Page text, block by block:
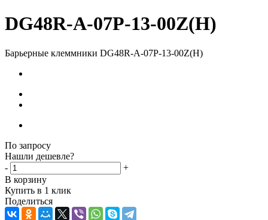
DG48R-A-07P-13-00Z(H)
Барьерные клеммники DG48R-A-07P-13-00Z(H)
По запросу
Нашли дешевле?
-
+
В корзину
Купить в 1 клик
Поделиться